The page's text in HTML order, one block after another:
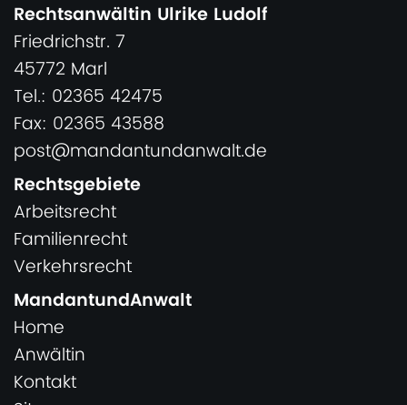
Rechtsanwältin Ulrike Ludolf
Friedrichstr. 7
45772 Marl
Tel.: 02365 42475
Fax: 02365 43588
post@mandantundanwalt.de
Rechtsgebiete
Arbeitsrecht
Familienrecht
Verkehrsrecht
MandantundAnwalt
Home
Anwältin
Kontakt